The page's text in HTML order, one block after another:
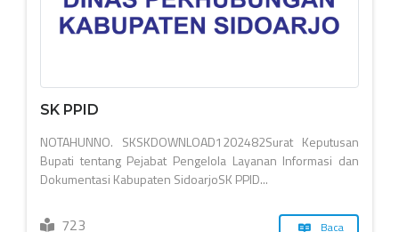
SK PPID
NOTAHUNNO. SKSKDOWNLOAD1202482Surat Keputusan
Bupati tentang Pejabat Pengelola Layanan Informasi dan
Dokumentasi Kabupaten SidoarjoSK PPID...
723 Baca